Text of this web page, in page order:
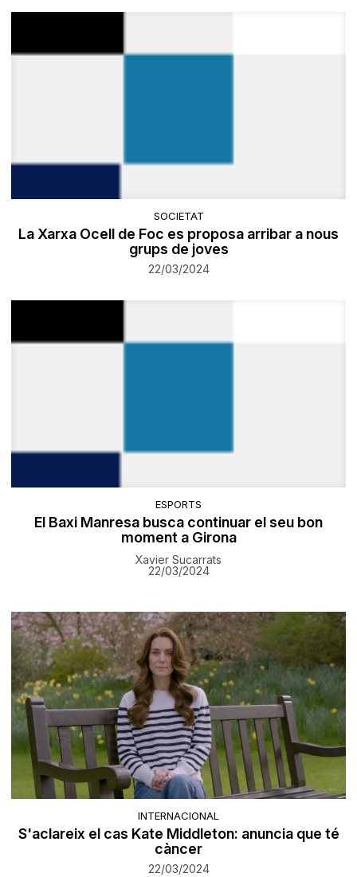
SOCIETAT
La Xarxa Ocell de Foc es proposa arribar a nous
grups de joves
22/03/2024
ESPORTS
El Baxi Manresa busca continuar el seu bon
moment a Girona
Xavier Sucarrats
22/03/2024
INTERNACIONAL
S'aclareix el cas Kate Middleton: anuncia que té
càncer
22/03/2024